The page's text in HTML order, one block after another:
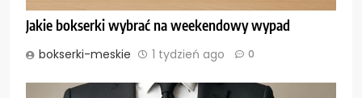
Jakie bokserki wybrać na weekendowy wypad
bokserki-meskie 1 tydzień ago 0